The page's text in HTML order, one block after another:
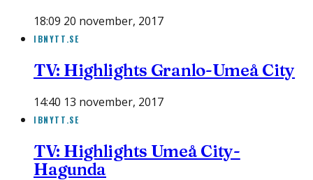
18:09 20 november, 2017
IBNYTT.SE
TV: Highlights Granlo-Umeå City
14:40 13 november, 2017
IBNYTT.SE
TV: Highlights Umeå City-
Hagunda